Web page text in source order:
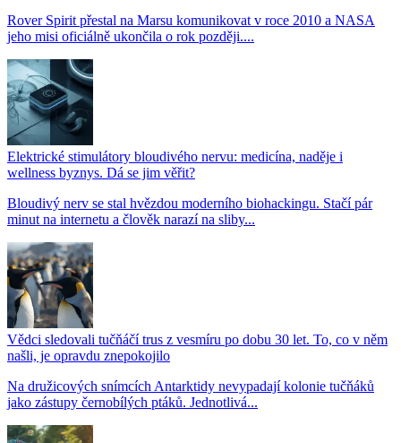
Rover Spirit přestal na Marsu komunikovat v roce 2010 a NASA
jeho misi oficiálně ukončila o rok později....
Elektrické stimulátory bloudivého nervu: medicína, naděje i
wellness byznys. Dá se jim věřit?
Bloudivý nerv se stal hvězdou moderního biohackingu. Stačí pár
minut na internetu a člověk narazí na sliby...
Vědci sledovali tučňáčí trus z vesmíru po dobu 30 let. To, co v něm
našli, je opravdu znepokojilo
Na družicových snímcích Antarktidy nevypadají kolonie tučňáků
jako zástupy černobílých ptáků. Jednotlivá...